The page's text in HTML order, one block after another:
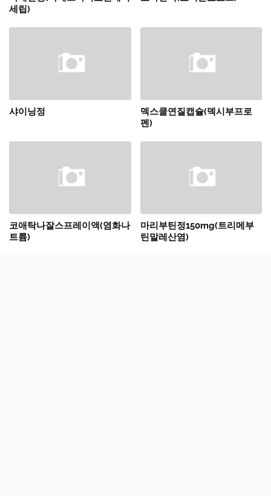
세립)
샤이닝정
덱스쿨연질캡슐(덱시부프로
펜)
코애탁나잘스프레이액(염화나
트륨)
마리부틴정150mg(트리메부
틴말레산염)